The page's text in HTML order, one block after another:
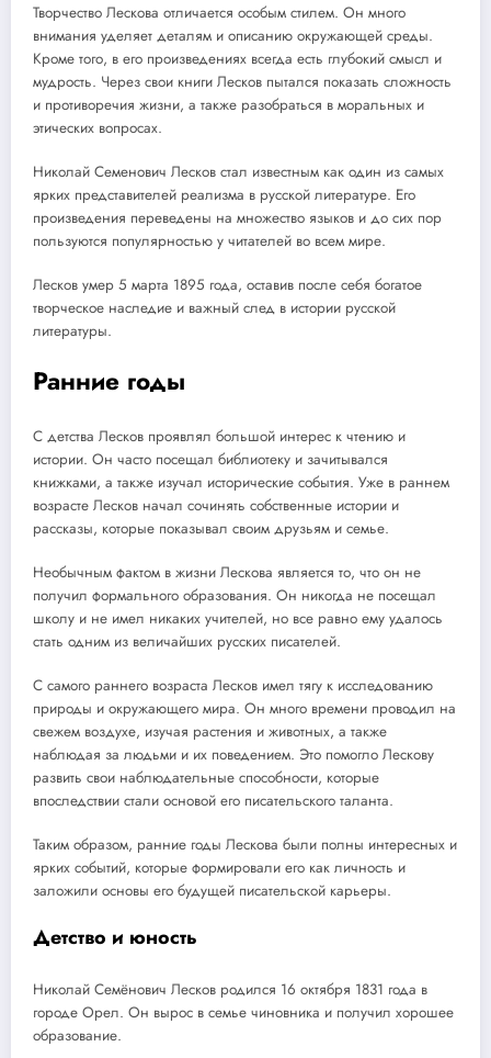
Творчество Лескова отличается особым стилем. Он много
внимания уделяет деталям и описанию окружающей среды.
Кроме того, в его произведениях всегда есть глубокий смысл и
мудрость. Через свои книги Лесков пытался показать сложность
и противоречия жизни, а также разобраться в моральных и
этических вопросах.
Николай Семенович Лесков стал известным как один из самых
ярких представителей реализма в русской литературе. Его
произведения переведены на множество языков и до сих пор
пользуются популярностью у читателей во всем мире.
Лесков умер 5 марта 1895 года, оставив после себя богатое
творческое наследие и важный след в истории русской
литературы.
Ранние годы
С детства Лесков проявлял большой интерес к чтению и
истории. Он часто посещал библиотеку и зачитывался
книжками, а также изучал исторические события. Уже в раннем
возрасте Лесков начал сочинять собственные истории и
рассказы, которые показывал своим друзьям и семье.
Необычным фактом в жизни Лескова является то, что он не
получил формального образования. Он никогда не посещал
школу и не имел никаких учителей, но все равно ему удалось
стать одним из величайших русских писателей.
С самого раннего возраста Лесков имел тягу к исследованию
природы и окружающего мира. Он много времени проводил на
свежем воздухе, изучая растения и животных, а также
наблюдая за людьми и их поведением. Это помогло Лескову
развить свои наблюдательные способности, которые
впоследствии стали основой его писательского таланта.
Таким образом, ранние годы Лескова были полны интересных и
ярких событий, которые формировали его как личность и
заложили основы его будущей писательской карьеры.
Детство и юность
Николай Семёнович Лесков родился 16 октября 1831 года в
городе Орел. Он вырос в семье чиновника и получил хорошее
образование.